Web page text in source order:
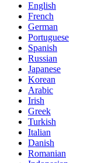
English
French
German
Portuguese
Spanish
Russian
Japanese
Korean
Arabic
Irish
Greek
Turkish
Italian
Danish
Romanian